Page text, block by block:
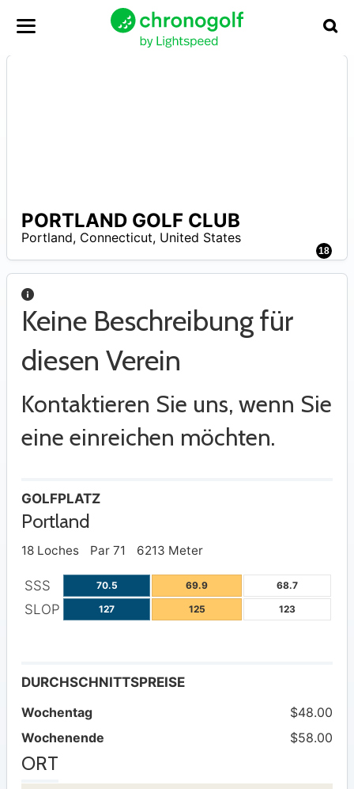
18
PORTLAND GOLF CLUB
Portland, Connecticut, United States
Keine Beschreibung für
diesen Verein
Kontaktieren Sie uns, wenn Sie
eine einreichen möchten.
GOLFPLATZ
Portland
18 Loches Par 71 6213 Meter
SSS 70.5 69.9 68.7
SLOP 127 125 123
DURCHSCHNITTSPREISE
Wochentag
$48.00
Wochenende
$58.00
ORT